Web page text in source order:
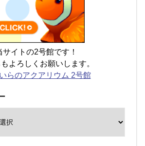
サイトの2号館です！
よろしくお願いします。
らのアクアリウム 2号館